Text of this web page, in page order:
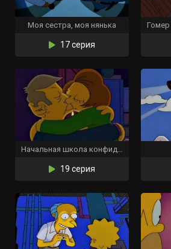
Моя сестра, моя нянька
17 серия
Начальная школа конфиденциально
19 серия